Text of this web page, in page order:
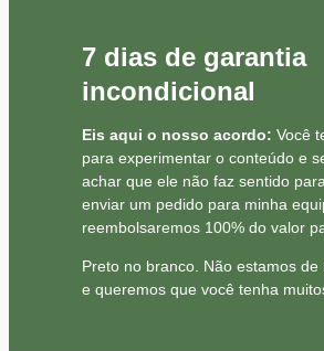
7 dias de garantia
incondicional
Eis aqui o nosso acordo: Você
para experimentar o conteúdo e
achar que ele não faz sentido
enviar um pedido para minha
reembolsaremos 100% do valor
Preto no branco. Não estamos de
e queremos que você tenha